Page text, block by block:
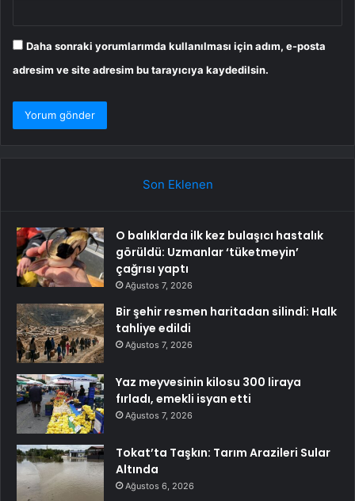
Daha sonraki yorumlarımda kullanılması için adım, e-posta
adresim ve site adresim bu tarayıcıya kaydedilsin.
Son Eklenen
O balıklarda ilk kez bulaşıcı hastalık
görüldü: Uzmanlar ‘tüketmeyin’
çağrısı yaptı
Ağustos 7, 2026
Bir şehir resmen haritadan silindi: Halk
tahliye edildi
Ağustos 7, 2026
Yaz meyvesinin kilosu 300 liraya
fırladı, emekli isyan etti
Ağustos 7, 2026
Tokat’ta Taşkın: Tarım Arazileri Sular
Altında
Ağustos 6, 2026